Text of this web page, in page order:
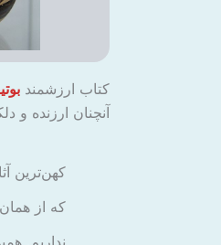
کتاب ارزشمند
آنچنان ارزنده
کهن‌ترین
که از